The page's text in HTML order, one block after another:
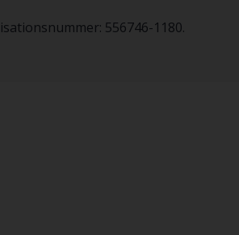
556746-1180.